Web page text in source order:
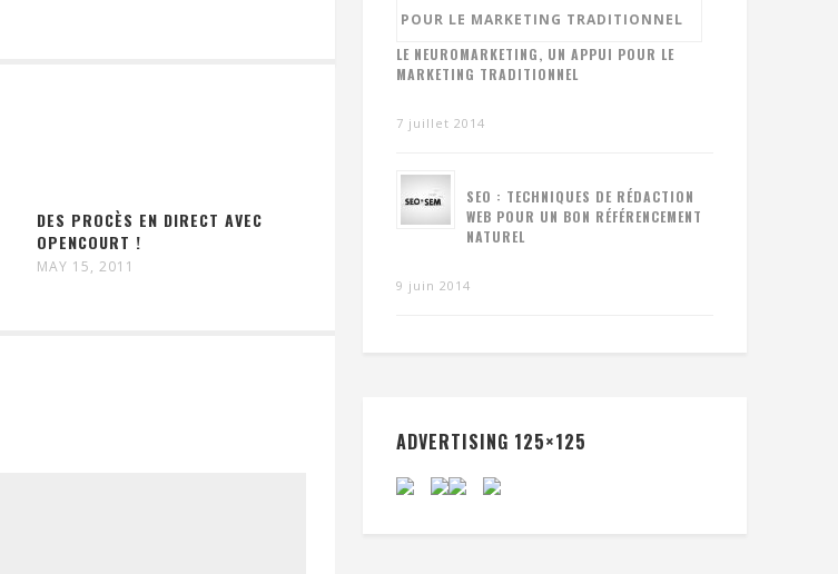
DES PROCÈS EN DIRECT AVEC
OPENCOURT !
MAY 15, 2011
LE NEUROMARKETING, UN APPUI POUR LE
MARKETING TRADITIONNEL
7 juillet 2014
SEO : TECHNIQUES DE RÉDACTION
WEB POUR UN BON RÉFÉRENCEMENT
NATUREL
9 juin 2014
ADVERTISING 125×125